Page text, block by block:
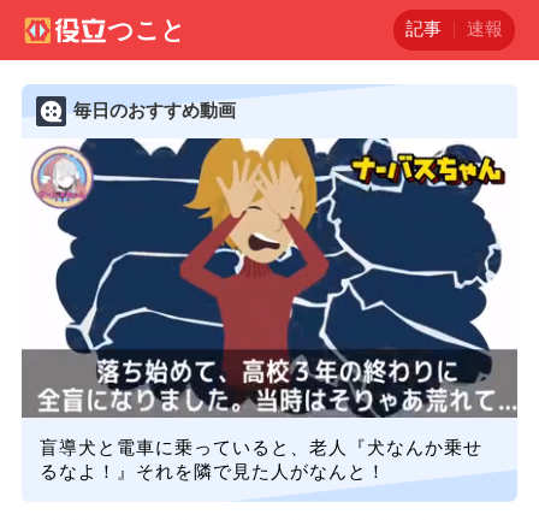
記事 速報
毎日のおすすめ動画
盲導犬と電車に乗っていると、老人『犬なんか乗せ
るなよ！』それを隣で見た人がなんと！